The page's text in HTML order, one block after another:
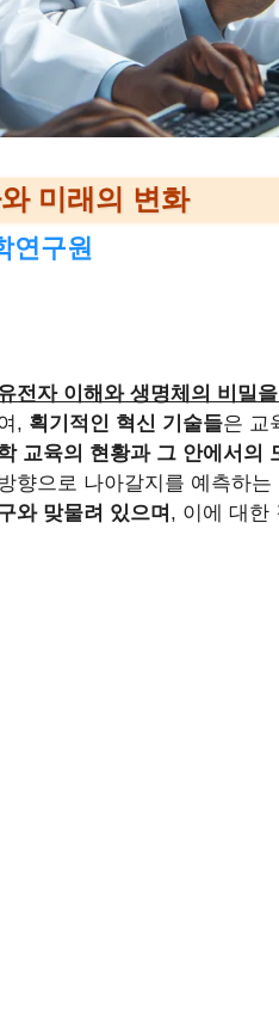
미래의 변화
연구원
전자 이해와 생명체의 비밀
, 획기적인 혁신 기술들은 교
교육의 현황과 그 안에서의
향으로 나아갈지를 예측하는
와 맞물려 있으며 , 이에 대한